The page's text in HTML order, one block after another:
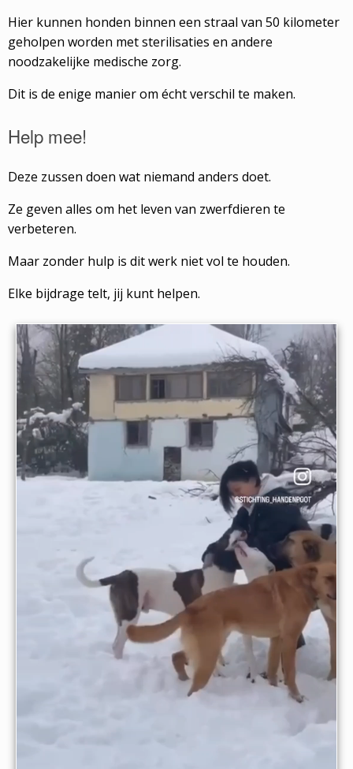
Hier kunnen honden binnen een straal van 50 kilometer
geholpen worden met sterilisaties en andere
noodzakelijke medische zorg.
Dit is de enige manier om écht verschil te maken.
Help mee!
Deze zussen doen wat niemand anders doet.
Ze geven alles om het leven van zwerfdieren te
verbeteren.
Maar zonder hulp is dit werk niet vol te houden.
Elke bijdrage telt, jij kunt helpen.